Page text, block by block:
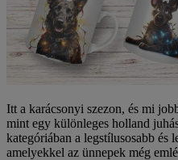
Itt a karácsonyi szezon, és mi
mint egy különleges holland
kategóriában a legstílusosabb és
amelyekkel az ünnepek még